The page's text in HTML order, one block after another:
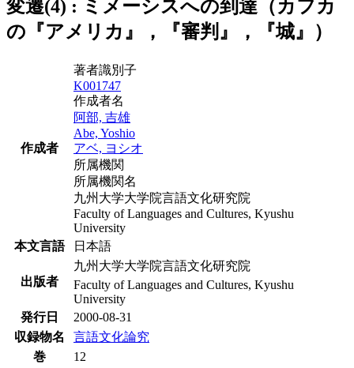
変遷(4) : ミメーシスへの到達（カフカ
の『アメリカ』，『審判』，『城』）
作成者
著者識別子
K001747
作成者名
阿部, 吉雄
Abe, Yoshio
アベ, ヨシオ
所属機関
所属機関名
九州大学大学院言語文化研究院
Faculty of Languages and Cultures, Kyushu
University
本文言語
日本語
出版者
九州大学大学院言語文化研究院
Faculty of Languages and Cultures, Kyushu
University
発行日
2000-08-31
収録物名
言語文化論究
巻
12